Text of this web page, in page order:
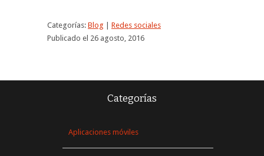
Categorías: Blog
Redes sociales
Publicado el 26 agosto, 2016
Categorías
Aplicaciones móviles